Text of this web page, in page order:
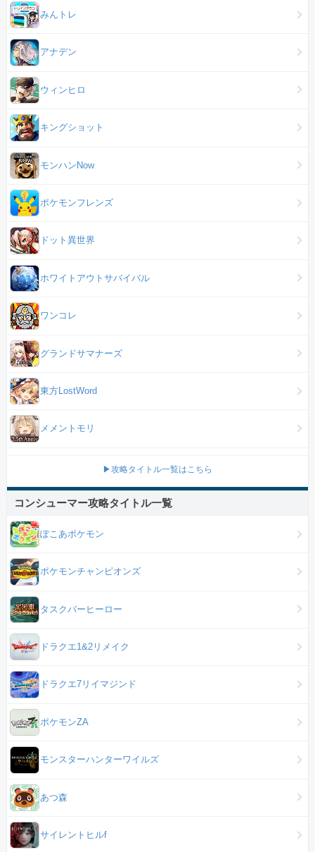
みんトレ
アナデン
ウィンヒロ
キングショット
モンハンNow
ポケモンフレンズ
ドット異世界
ホワイトアウトサバイバル
ワンコレ
グランドサマナーズ
東方LostWord
メメントモリ
▶攻略タイトル一覧はこちら
コンシューマー攻略タイトル一覧
ぽこあポケモン
ポケモンチャンピオンズ
タスクバーヒーロー
ドラクエ1&2リメイク
ドラクエ7リイマジンド
ポケモンZA
モンスターハンターワイルズ
あつ森
サイレントヒルf